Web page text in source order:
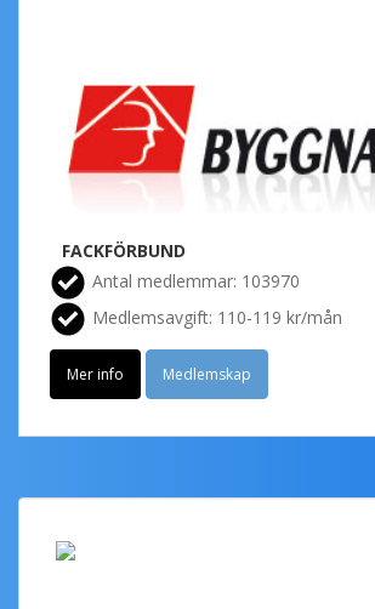
FACKFÖRBUND
Antal medlemmar: 103970
Medlemsavgift: 110-119 kr/mån
Mer info Medlemskap